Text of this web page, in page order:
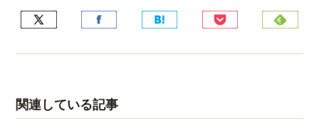
関連している記事